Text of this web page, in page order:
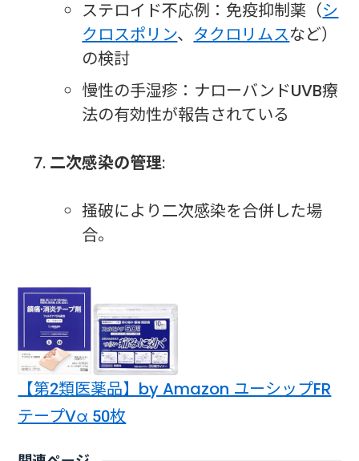
ステロイド不応例：免疫抑制薬（シ
クロスポリン、 タクロリムスなど）
の検討
慢性の手湿疹：ナローバンドUVB療
法の有効性が報告されている
二次感染の管理:
掻破により二次感染を合併した場
合。
【第2類医薬品】by Amazon ユーシップFR
テープVα 50枚